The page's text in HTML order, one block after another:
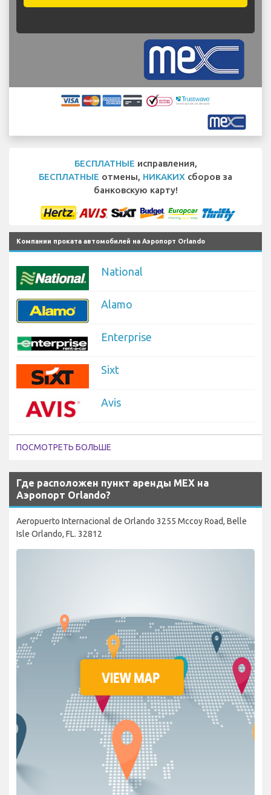
БЕСПЛАТНЫЕ исправления,
БЕСПЛАТНЫЕ отмены, НИКАКИХ сборов за
банковскую карту!
Компании проката автомобилей на Аэропорт Orlando
National
Alamo
Enterprise
Sixt
Avis
ПОСМОТРЕТЬ БОЛЬШЕ
Где расположен пункт аренды MEX на
Аэропорт Orlando?
Aeropuerto Internacional de Orlando 3255 Mccoy Road, Belle
Isle Orlando, FL. 32812